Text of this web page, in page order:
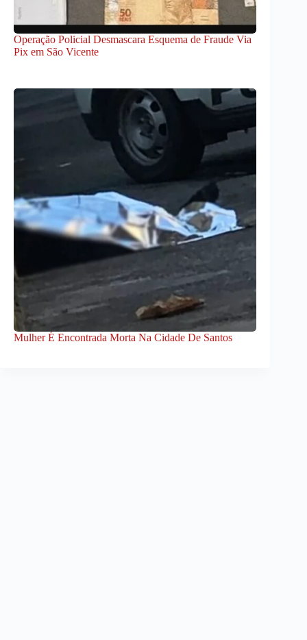
Operação Policial Desmascara Esquema de Fraude Via
Pix em São Vicente
Mulher É Encontrada Morta Na Cidade De Santos